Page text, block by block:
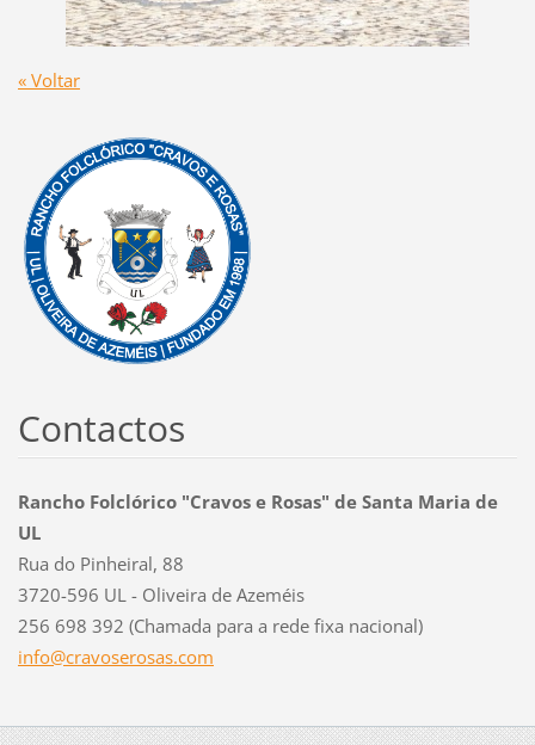
« Voltar
Contactos
Rancho Folclórico "Cravos e Rosas" de Santa Maria de
UL
Rua do Pinheiral, 88
3720-596 UL - Oliveira de Azeméis
256 698 392 (Chamada para a rede fixa nacional)
info@cravoserosas.com